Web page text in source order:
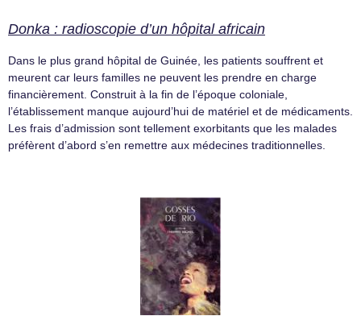
Donka : radioscopie d’un hôpital africain
Dans le plus grand hôpital de Guinée, les patients souffrent et
meurent car leurs familles ne peuvent les prendre en charge
financièrement. Construit à la fin de l’époque coloniale,
l’établissement manque aujourd’hui de matériel et de médicaments.
Les frais d’admission sont tellement exorbitants que les malades
préfèrent d’abord s’en remettre aux médecines traditionnelles.